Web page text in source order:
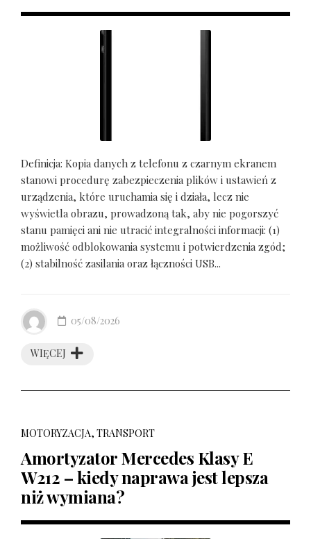
Definicja: Kopia danych z telefonu z czarnym ekranem
stanowi procedurę zabezpieczenia plików i ustawień z
urządzenia, które uruchamia się i działa, lecz nie
wyświetla obrazu, prowadzoną tak, aby nie pogorszyć
stanu pamięci ani nie utracić integralności informacji: (1)
możliwość odblokowania systemu i potwierdzenia zgód;
(2) stabilność zasilania oraz łączności USB...
WIĘCEJ
05/08/2026
MOTORYZACJA, TRANSPORT
Amortyzator Mercedes Klasy E
W212 – kiedy naprawa jest lepsza
niż wymiana?